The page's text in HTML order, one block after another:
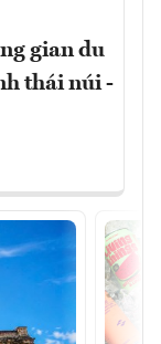
gian du
thái núi -